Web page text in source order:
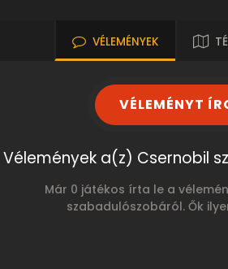
VÉLEMÉNYEK
VÉLEMÉNYT
Vélemények a(z) Csernobil
Már 0 játékos írta le a
szabadulószobáról. Ők